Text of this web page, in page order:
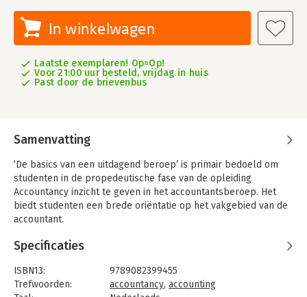
In winkelwagen
Laatste exemplaren! Op=Op!
Voor 21:00 uur besteld, vrijdag in huis
Past door de brievenbus
Samenvatting
‘De basics van een uitdagend beroep’ is primair bedoeld om
studenten in de propedeutische fase van de opleiding
Accountancy inzicht te geven in het accountantsberoep. Het
biedt studenten een brede oriëntatie op het vakgebied van de
accountant.
Het boek geeft onder andere antwoord op de vragen hoe het
accountantsberoep is ontstaan en welke ontwikkelingen er
spelen, de wet- en regelgeving die van toepassing is op de
accountant en de werkzaamheden die een accountant uitvoert
Specificaties
ISBN13:
9789082399455
Trefwoorden:
accountancy, accounting